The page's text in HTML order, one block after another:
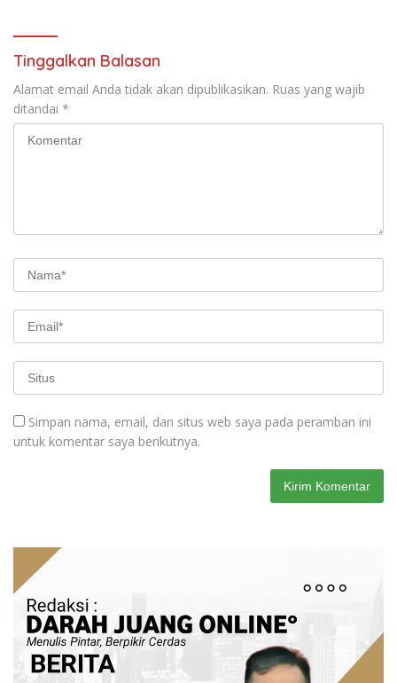
Tinggalkan Balasan
Alamat email Anda tidak akan dipublikasikan. Ruas yang wajib
ditandai *
Simpan nama, email, dan situs web saya pada peramban ini
untuk komentar saya berikutnya.